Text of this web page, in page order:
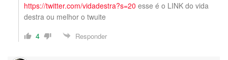
https://twitter.com/vidadestra?s=20 esse é o LINK do vida
destra ou melhor o twuite
4
Responder